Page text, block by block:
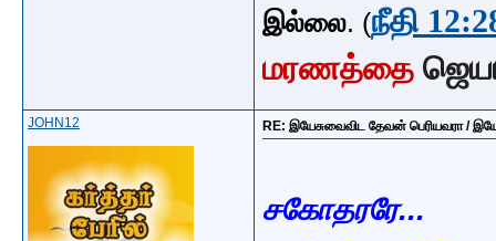
இல்லை. (நீதி
மரணத்தை
JOHN12 RE: இயேசுவைவிட தேவன் பெரியவரா /
சகோதரரே...